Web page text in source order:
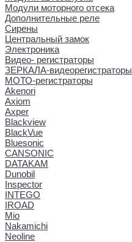
Модули моторного отсека
Дополнительные реле
Сирены
Центральный замок
Электроника
Видео- регистраторы
ЗЕРКАЛА-видеорегистраторы
МОТО-регистраторы
Akenori
Axiom
Axper
Blackview
BlackVue
Bluesonic
CANSONIC
DATAKAM
Dunobil
Inspector
INTEGO
IROAD
Mio
Nakamichi
Neoline